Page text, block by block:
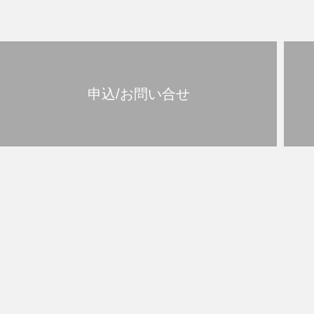
申込/お問い合せ